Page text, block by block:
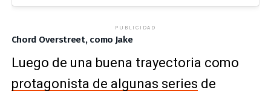
PUBLICIDAD
Chord Overstreet, como Jake
Luego de una buena trayectoria como
protagonista de algunas series de